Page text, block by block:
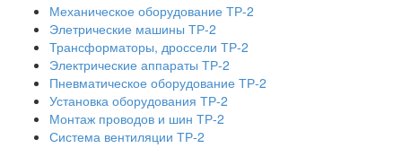
Механическое оборудование ТР-2
Элетрические машины ТР-2
Трансформаторы, дроссели ТР-2
Электрические аппараты ТР-2
Пневматическое оборудование ТР-2
Установка оборудования ТР-2
Монтаж проводов и шин ТР-2
Система вентиляции ТР-2